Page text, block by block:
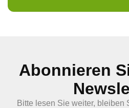
Abonnieren
Bitte lesen Sie weiter, bleiben